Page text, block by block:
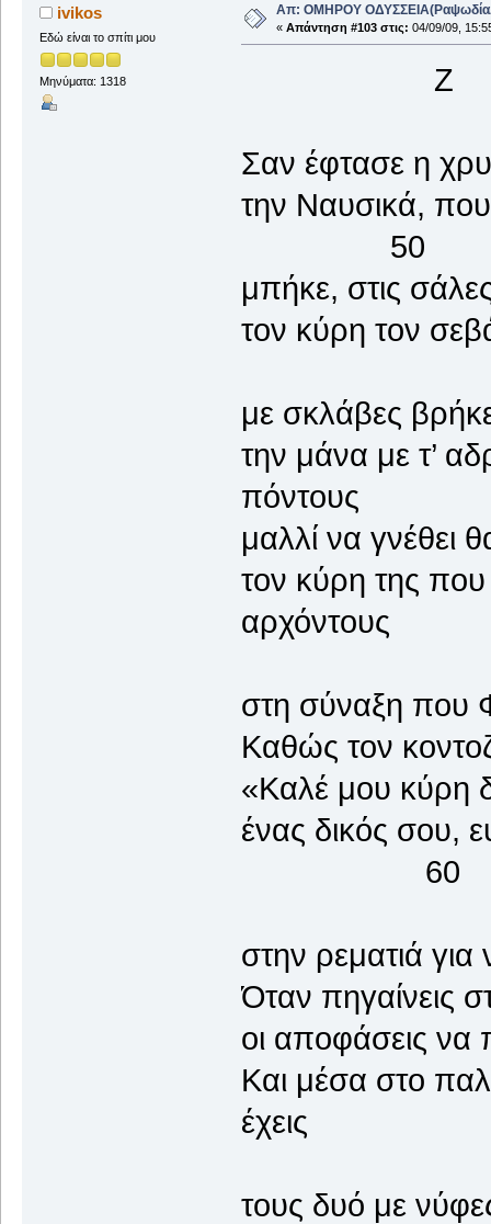
ivikos
Εδώ είναι το σπίτι μου
Μηνύματα: 1318
Απ: ΟΜΗΡΟΥ
« Απάντηση #103 στις: 04/09/09,
Ζ
Σαν έφτασε η
την Ναυσικά,
50
μπήκε, στις
τον κύρη τον
με σκλάβες
την μάνα με τ’
πόντους
μαλλί να γνέθει
τον κύρη της που
αρχόντους
στη σύναξη που
Καθώς τον
«Καλέ μου κύρη
ένας δικός
60
στην ρεματιά
Όταν πηγαίνεις
οι αποφάσεις να
Και μέσα στο
έχεις
τους δυό με